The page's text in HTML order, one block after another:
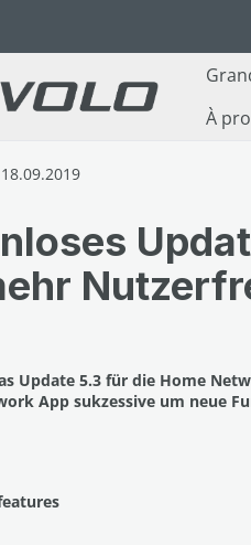
À
Update 5.3 für die Home
App sukzessive um neue